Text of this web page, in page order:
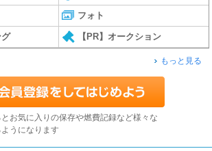
フォト
グ 【PR】オークション
もっと見る
お気に入りの保存や燃費記録など様々な
うになります